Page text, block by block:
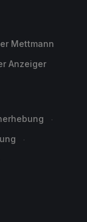
Mettmann
Anzeiger